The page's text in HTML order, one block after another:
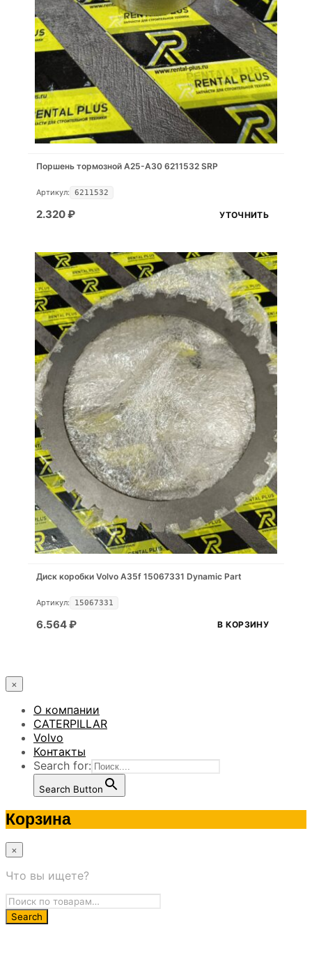
Поршень тормозной A25-A30 6211532 SRP
Артикул: 6211532
2.320₽ УТОЧНИТЬ
Диск коробки Volvo A35f 15067331 Dynamic Part
Артикул: 15067331
6.564₽ В КОРЗИНУ
×
О компании
CATERPILLAR
Volvo
Контакты
Search for:
Search Button
Корзина
×
Что вы ищете?